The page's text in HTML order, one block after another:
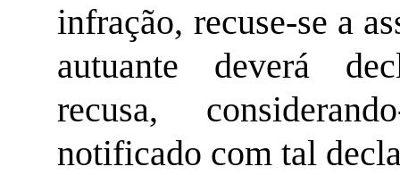
infração, recuse-se a
autuante deverá
recusa,
notificado com tal